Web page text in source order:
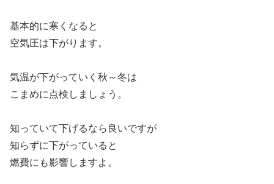
基本的に寒くなると
空気圧は下がります。
気温が下がっていく秋～冬は
こまめに点検しましょう。
知っていて下げるなら良いですが
知らずに下がっていると
燃費にも影響しますよ。